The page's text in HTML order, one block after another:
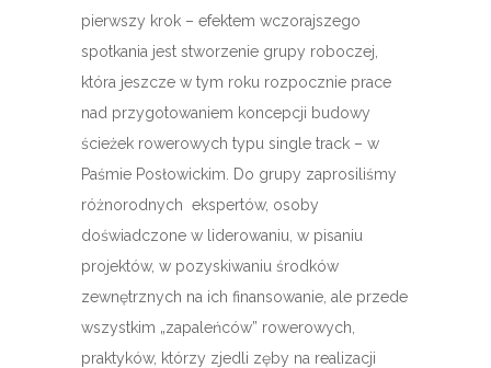
pierwszy krok – efektem wczorajszego
spotkania jest stworzenie grupy roboczej,
która jeszcze w tym roku rozpocznie prace
nad przygotowaniem koncepcji budowy
ścieżek rowerowych typu single track – w
Paśmie Posłowickim. Do grupy zaprosiliśmy
różnorodnych ekspertów, osoby
doświadczone w liderowaniu, w pisaniu
projektów, w pozyskiwaniu środków
zewnętrznych na ich finansowanie, ale przede
wszystkim „zapaleńców” rowerowych,
praktyków, którzy zjedli zęby na realizacji